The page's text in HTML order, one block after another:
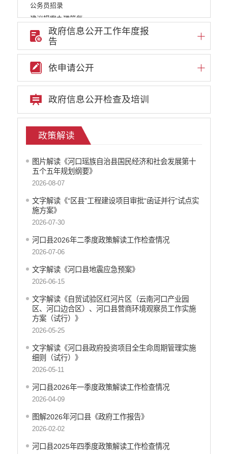
公务员招录
建议提案办理答复
减税降费
重大决策
维稳就业
乡村振兴
养老服务
医疗卫生
统计信息
公共文化服务
食品药品监管
产品质量
社会救助
涉农补贴
应急预案
安全生产
政府信息公开工作年度报
告
依申请公开
政府信息公开检查及培训
政策解读
图片解读《河口瑶族自治县国民经济和社会发展第十
五个五年规划纲要》
2026-08-07
文字解读《“区县”工程建设项目审批“函证并行”试点实
施方案》
2026-07-30
河口县2026年二季度政策解读工作检查情况
2026-07-06
文字解读《河口县地震应急预案》
2026-06-15
文字解读《自贸试验区红河片区（云南河口产业园
区、河口边合区）、河口县营商环境观察员工作实施
方案（试行）》
2026-05-25
文字解读《河口县政府投资项目全生命周期管理实施
细则（试行）》
2026-05-11
河口县2026年一季度政策解读工作检查情况
2026-04-09
图解2026年河口县《政府工作报告》
2026-02-02
河口县2025年四季度政策解读工作检查情况